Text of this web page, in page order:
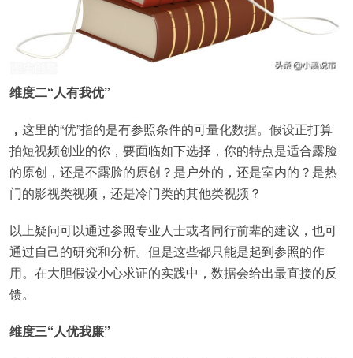
维度二“人有我优”
， 这里的“优”指的是有参照条件的可量化数据。假设正打算
拍短视频创业的你，要面临如下选择，你的特点是适合露脸
的原创，还是不露脸的原创？是户外的，还是室内的？是热
门的影视类视频，还是冷门类的其他类视频？
以上疑问可以通过参照专业人士或者同行前辈的建议，也可
通过自己的研究和分析。但是这些都只能是起到参照的作
用。在大胆假设小心求证的实践中，数据会给出最直接的反
馈。
维度三“人优我廉”